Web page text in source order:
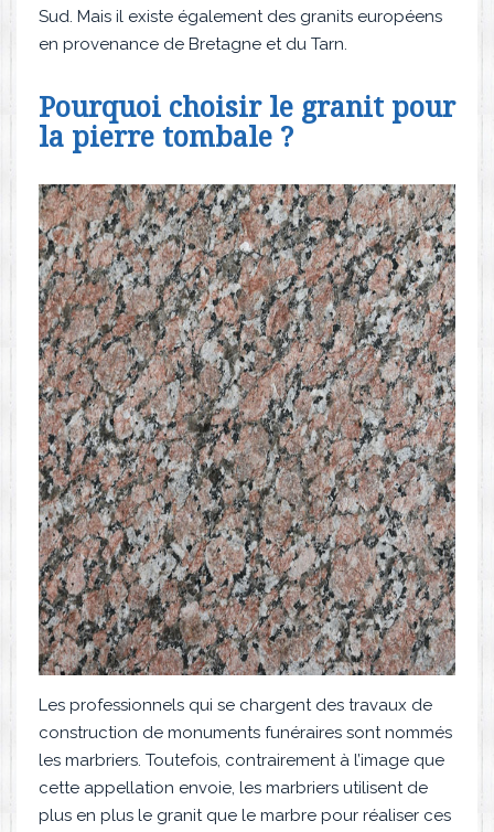
Sud. Mais il existe également des granits européens
en provenance de Bretagne et du Tarn.
Pourquoi choisir le granit pour
la pierre tombale ?
Les professionnels qui se chargent des travaux de
construction de monuments funéraires sont nommés
les marbriers. Toutefois, contrairement à l’image que
cette appellation envoie, les marbriers utilisent de
plus en plus le granit que le marbre pour réaliser ces